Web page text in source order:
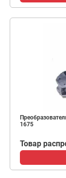
1675
Товар